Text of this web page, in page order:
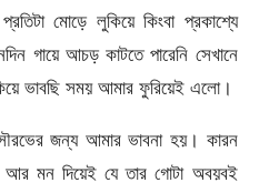
মোড়ে লুকিয়ে কিংবা প্রকাশ্যে
গায়ে আচড় কাটতে পারেনি সেখানে
ভাবছি সময় আমার ফুরিয়েই এলো।
জন্য আমার ভাবনা হয়। কারন
মন দিয়েই যে তার গোটা অবয়বই